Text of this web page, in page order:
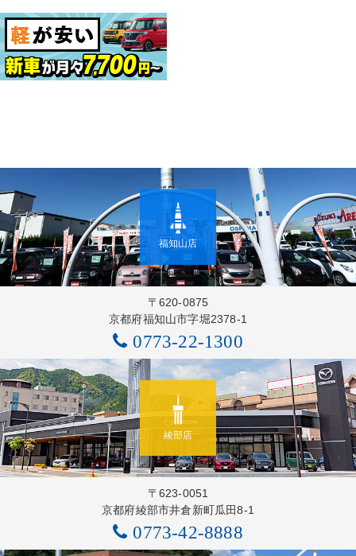
福知山店
〒620-0875
京都府福知山市字堀2378-1
0773-22-1300
綾部店
〒623-0051
京都府綾部市井倉新町瓜田8-1
0773-42-8888